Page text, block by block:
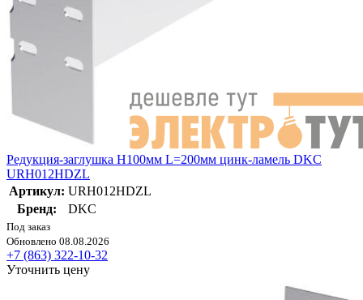
Редукция-заглушка H100мм L=200мм цинк-ламель DKC
URH012HDZL
Артикул: URH012HDZL
Бренд:
DKC
Под заказ
Обновлено 08.08.2026
+7 (863) 322-10-32
Уточнить цену